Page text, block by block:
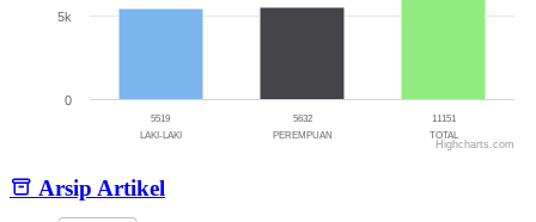
5519
LAKI-LAKI
5632
PEREMPUAN
11151
TOTAL
0
5k
Highcharts.com
Arsip Artikel